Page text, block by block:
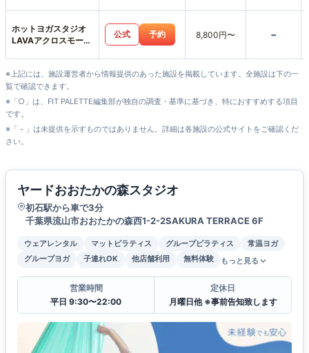
ホットヨガスタジオ
LAVAアクロスモール
公式 予約 8,800円〜 -
※上記には、施設運営者から情報提供のあった施設を掲載しています。全施設は下の一
覧で確認できます。
※「○」は、FIT PALETTE編集部が独自の調査・基準に基づき、特におすすめする項目
です。
※「－」は未提供を示すものではありません。詳細は各施設の公式サイトをご確認くだ
さい。
ヤードおおたかの森スタジオ
初石駅から車で3分
千葉県流山市おおたかの森西1-2-2SAKURA TERRACE 6F
ウェアレンタル マットピラティス グループピラティス
常温ヨガ
グループヨガ
子連れOK 他店舗利用 無料体験 もっと見る
営業時間
平日 9:30〜22:00
定休日
月曜日他 ※事前告知致します